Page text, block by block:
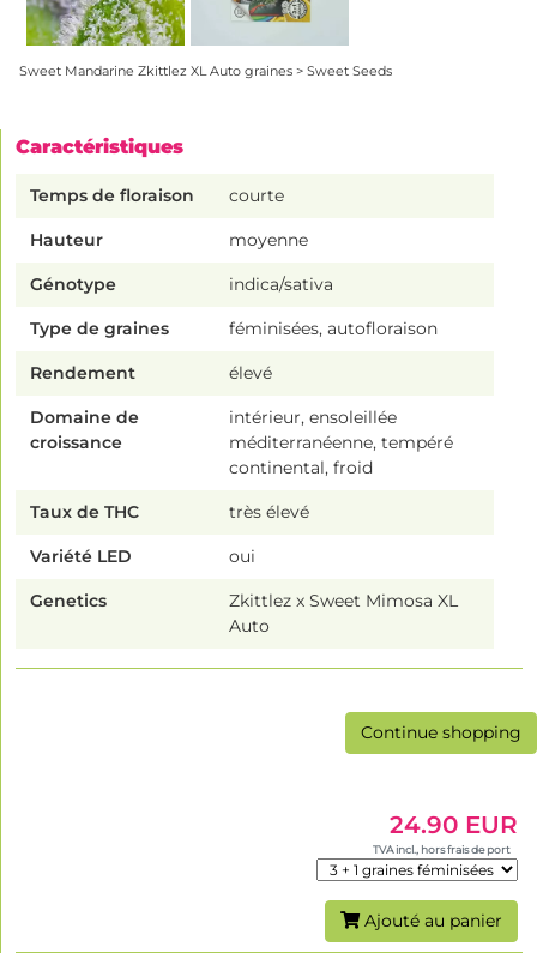
Sweet Mandarine Zkittlez XL Auto graines > Sweet Seeds
Caractéristiques
Temps de floraison courte
Hauteur moyenne
Génotype indica/sativa
Type de graines féminisées, autofloraison
Rendement élevé
Domaine de
croissance
intérieur, ensoleillée
méditerranéenne, tempéré
continental, froid
Taux de THC très élevé
Variété LED oui
Genetics
Zkittlez x Sweet Mimosa XL
Auto
Continue shopping
24.90 EUR
TVA incl., hors frais de port
Ajouté au panier